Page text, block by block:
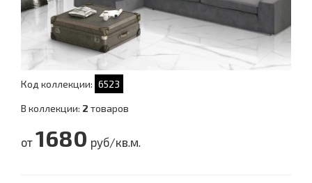
Код коллекции: 6523
В коллекции: 2 товаров
от 1680 руб/кв.м.